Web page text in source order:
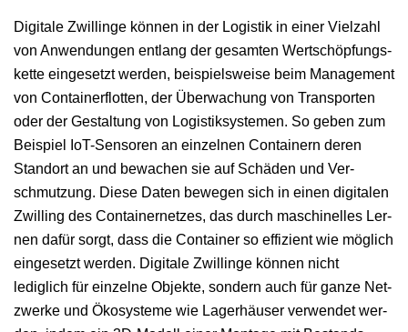
Dig­i­tale Zwill­inge kön­nen in der Logis­tik in ein­er Vielzahl
von Anwen­dun­gen ent­lang der gesamten Wertschöp­fungs­
kette einge­set­zt wer­den, beispiel­sweise beim Man­age­ment
von Con­tain­er­flot­ten, der Überwachung von Trans­porten
oder der Gestal­tung von Logis­tiksys­te­men. So geben zum
Beispiel IoT-Sen­soren an einzel­nen Con­tain­ern deren
Stan­dort an und bewachen sie auf Schä­den und Ver­
schmutzung. Diese Dat­en bewe­gen sich in einen dig­i­tal­en
Zwill­ing des Con­tain­er­net­zes, das durch maschinelles Ler­
nen dafür sorgt, dass die Con­tain­er so effizient wie möglich
einge­set­zt wer­den. Dig­i­tale Zwill­inge kön­nen nicht
lediglich für einzelne Objek­te, son­dern auch für ganze Net­
zw­erke und Ökosys­teme wie Lager­häuser ver­wen­det wer­